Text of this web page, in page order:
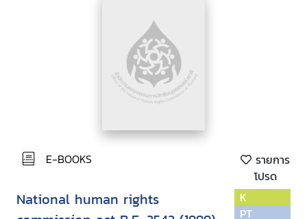
E-BOOKS
รายการ
โปรด
National human rights
K
PT